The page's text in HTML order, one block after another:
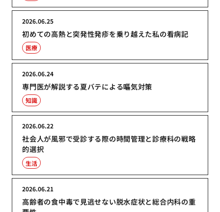
初めての高熱と突発性発疹を乗り越えた私の看病記
2026.06.25
医療
専門医が解説する夏バテによる嘔気対策
2026.06.24
知識
社会人が風邪で受診する際の時間管理と診療科の戦略
的選択
2026.06.22
生活
高齢者の食中毒で見逃せない脱水症状と総合内科の重
2026.06.21